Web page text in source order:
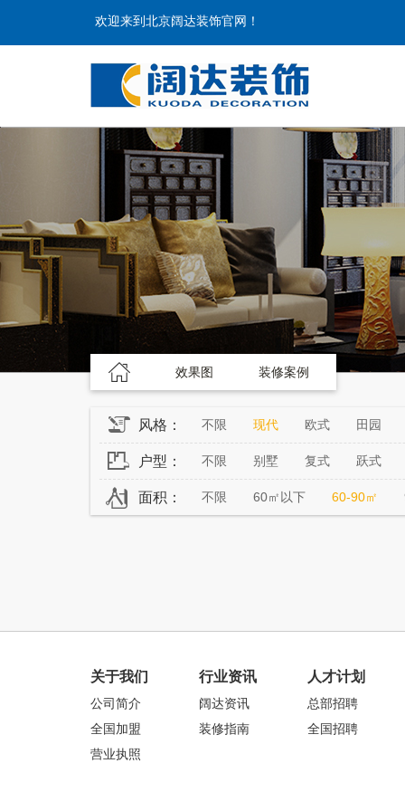
欢迎来到北京阔达装饰官网！
效果图 装修案例
风格： 不限 现代 欧式 田园
户型： 不限 别墅 复式 跃式
面积： 不限 60㎡以下 60-90㎡
关于我们
公司简介
全国加盟
营业执照
行业资讯
阔达资讯
装修指南
人才计划
总部招聘
全国招聘